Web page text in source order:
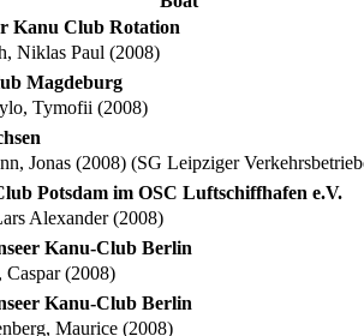
Boat
Kanu Club Rotation
Niklas Paul (2008)
Magdeburg
Tymofii (2008)
Jonas (2008) (SG Leipziger
Potsdam im OSC Luftschiffhafen e.V.
Alexander (2008)
Kanu-Club Berlin
Caspar (2008)